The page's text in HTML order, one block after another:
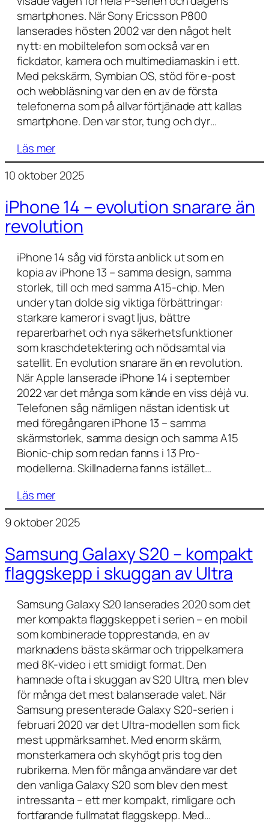
smartphones. När Sony Ericsson P800
lanserades hösten 2002 var den något helt
nytt: en mobiltelefon som också var en
fickdator, kamera och multimediamaskin i ett.
Med pekskärm, Symbian OS, stöd för e-post
och webbläsning var den en av de första
telefonerna som på allvar förtjänade att kallas
smartphone. Den var stor, tung och dyr…
Läs mer
10 oktober 2025
iPhone 14 – evolution snarare än
revolution
iPhone 14 såg vid första anblick ut som en
kopia av iPhone 13 – samma design, samma
storlek, till och med samma A15-chip. Men
under ytan dolde sig viktiga förbättringar:
starkare kameror i svagt ljus, bättre
reparerbarhet och nya säkerhetsfunktioner
som kraschdetektering och nödsamtal via
satellit. En evolution snarare än en revolution.
När Apple lanserade iPhone 14 i september
2022 var det många som kände en viss déjà vu.
Telefonen såg nämligen nästan identisk ut
med föregångaren iPhone 13 – samma
skärmstorlek, samma design och samma A15
Bionic-chip som redan fanns i 13 Pro-
modellerna. Skillnaderna fanns istället…
Läs mer
9 oktober 2025
Samsung Galaxy S20 – kompakt
flaggskepp i skuggan av Ultra
Samsung Galaxy S20 lanserades 2020 som det
mer kompakta flaggskeppet i serien – en mobil
som kombinerade topprestanda, en av
marknadens bästa skärmar och trippelkamera
med 8K-video i ett smidigt format. Den
hamnade ofta i skuggan av S20 Ultra, men blev
för många det mest balanserade valet. När
Samsung presenterade Galaxy S20-serien i
februari 2020 var det Ultra-modellen som fick
mest uppmärksamhet. Med enorm skärm,
monsterkamera och skyhögt pris tog den
rubrikerna. Men för många användare var det
den vanliga Galaxy S20 som blev den mest
intressanta – ett mer kompakt, rimligare och
fortfarande fullmatat flaggskepp. Med…